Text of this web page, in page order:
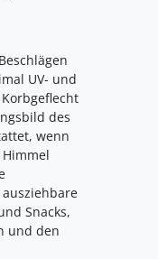
UV- und
des
wenn
Snacks,
und den